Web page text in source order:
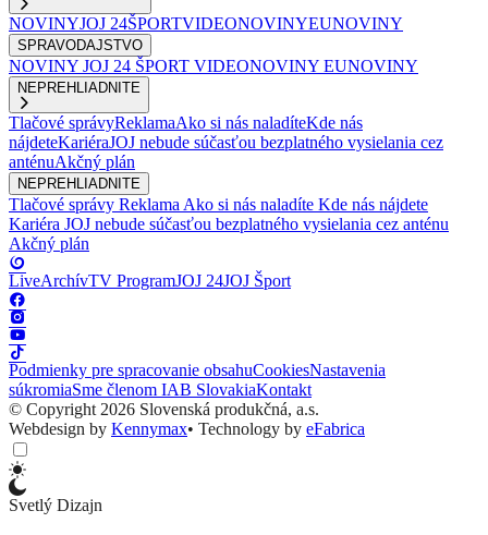
NOVINYJOJ 24ŠPORTVIDEONOVINYEUNOVINY
SPRAVODAJSTVO
NOVINY JOJ 24 ŠPORT VIDEONOVINY EUNOVINY
NEPREHLIADNITE
Tlačové správyReklamaAko si nás naladíteKde nás
nájdeteKariéraJOJ nebude súčasťou bezplatného vysielania cez
anténuAkčný plán
NEPREHLIADNITE
Tlačové správy ReklamaAko si nás naladíte Kde nás nájdete
Kariéra JOJ nebude súčasťou bezplatného vysielania cez anténu
Akčný plán
LiveArchívTV ProgramJOJ 24JOJ Šport
Podmienky pre spracovanie obsahuCookiesNastavenia
súkromiaSme členom IAB SlovakiaKontakt
© Copyright 2026 Slovenská produkčná, a.s.
Webdesign by Kennymax• Technology by eFabrica
Svetlý Dizajn